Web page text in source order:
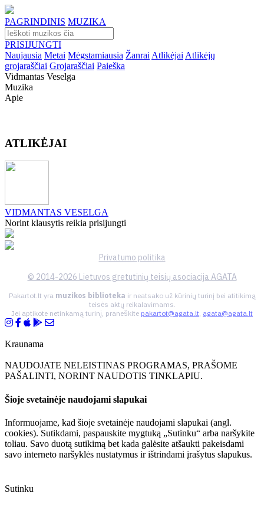
PAGRINDINIS MUZIKA
PRISIJUNGTI
Naujausia Metai Mėgstamiausia Žanrai Atlikėjai Atlikėjų
grojaraščiai Grojaraščiai Paieška
Vidmantas Veselga
Muzika
Apie
ATLIKĖJAI
VIDMANTAS VESELGA
Norint klausytis reikia prisijungti
Privatumo politika
© 2014-2026 Lietuvos gretutinių teisių asociacija AGATA
Pakartot.lt yra muzikos biblioteka ir neatsako už kūrinių turinį bei atitikimą
teisės aktų reikalavimams.
Jei aptikote netinkamą turinį, praneškite pakartot@agata.lt, agata@agata.lt
Kraunama
NAUDOJATE NELEISTINAS PROGRAMAS, PRAŠOME
PAŠALINTI, NORINT NAUDOTIS TINKLAPIU.
Šioje svetainėje naudojami slapukai
Informuojame, kad šioje svetainėje naudojami slapukai (angl.
cookies). Sutikdami, paspauskite mygtuką „Sutinku“ arba naršykite
toliau. Savo duotą sutikimą bet kada galėsite atšaukti pakeisdami
savo interneto naršyklės nustatymus ir ištrindami įrašytus slapukus.
Sutinku